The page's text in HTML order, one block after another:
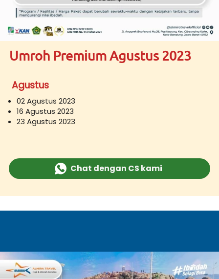
Umroh Premium Agustus 2023
Agustus
02 Agustus 2023
16 Agustus 2023
23 Agustus 2023
` Chat dengan CS kami